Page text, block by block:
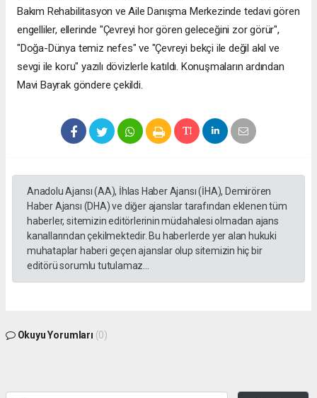
Bakım Rehabilitasyon ve Aile Danışma Merkezinde tedavi gören
engelliler, ellerinde "Çevreyi hor gören geleceğini zor görür",
"Doğa-Dünya temiz nefes" ve "Çevreyi bekçi ile değil akıl ve
sevgi ile koru" yazılı dövizlerle katıldı. Konuşmaların ardından
Mavi Bayrak göndere çekildi.
Anadolu Ajansı (AA), İhlas Haber Ajansı (İHA), Demirören
Haber Ajansı (DHA) ve diğer ajanslar tarafından eklenen tüm
haberler, sitemizin editörlerinin müdahalesi olmadan ajans
kanallarından çekilmektedir. Bu haberlerde yer alan hukuki
muhataplar haberi geçen ajanslar olup sitemizin hiç bir
editörü sorumlu tutulamaz...
Okuyu Yorumları (0)